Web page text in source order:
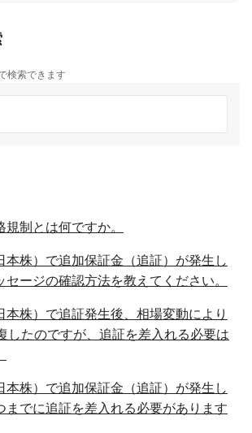
検索できます
規制とは何ですか。
本株）で追加保証金（追証）が発生し
セージの確認方法を教えてください。
本株）で追証発生後、相場変動により
したのですが、追証を差入れる必要は
本株）で追加保証金（追証）が発生し
までに追証を差入れる必要があります